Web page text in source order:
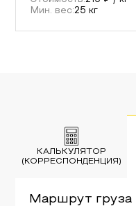
Мин. вес:25 кг
КАЛЬКУЛЯТОР
(КОРРЕСПОНДЕНЦИЯ)
Маршрут груза